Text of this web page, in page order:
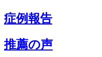
症例報告
推薦の声